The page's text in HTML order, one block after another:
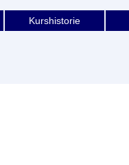
Kurshistorie